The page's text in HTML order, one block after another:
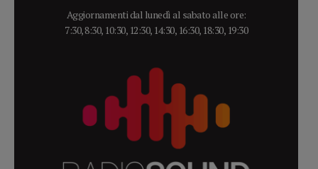
Aggiornamenti dal lunedì al sabato alle ore:
7:30, 8:30, 10:30, 12:30, 14:30, 16:30, 18:30, 19:30